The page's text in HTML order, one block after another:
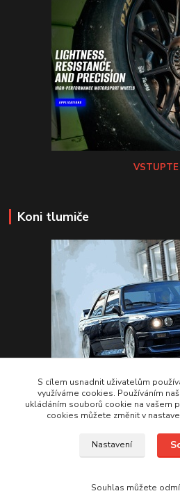
VSTUPTE
Koni tlumiče
VSTUPTE Koni
by 2Racing.cz
S cílem usnadnit uživatelům
využíváme cookies. Používáním
ukládáním souborů cookie na vašem
cookies můžete změnit v
Nastavení
Souhlas můžete